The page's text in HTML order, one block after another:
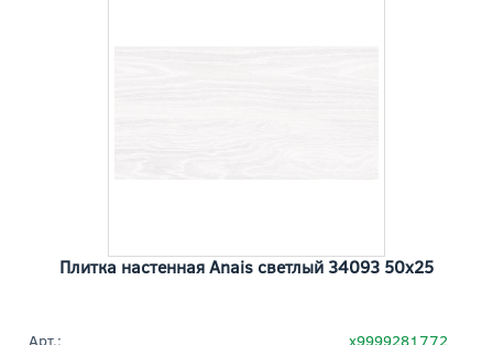
Плитка настенная Anais светлый 34093 50x25
Арт.: х9999281772